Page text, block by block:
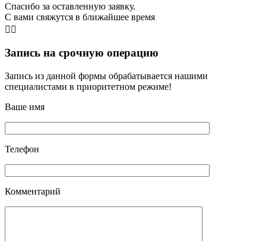
Спасибо за оставленную заявку.
С вами свяжутся в ближайшее время
👨‍⚕️
Запись на срочную операцию
Запись из данной формы обрабатывается нашими
специалистами в приоритетном режиме!
Ваше имя
Телефон
Комментарий